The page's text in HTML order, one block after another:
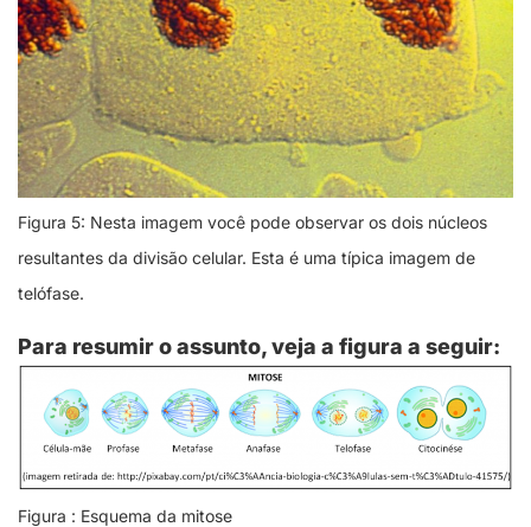
Figura 5: Nesta imagem você pode observar os dois núcleos
resultantes da divisão celular. Esta é uma típica imagem de
telófase.
Para resumir o assunto, veja a figura a seguir:
Figura : Esquema da mitose